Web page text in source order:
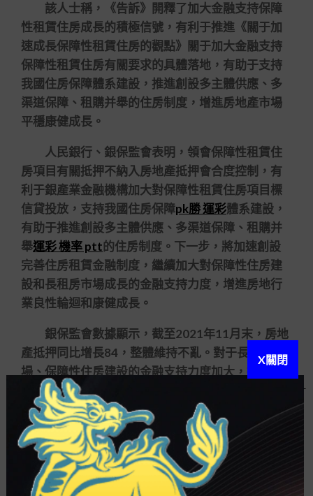
該人士稱，《告訴》開釋了加大金融支持保障
性租賃住房成長的積極信號，有利于推進《關于加
速成長保障性租賃住房的觀點》關于加大金融支持
保障性租賃住房有關要求的具體落地，有助于支持
我國住房保障體系建設，推進創設多主體供應、多
渠道保障、租購并舉的住房制度，增進房地產市場
平穩康健成長。
人民銀行、銀保監會表明，領會保障性租賃住
房項目有關抵押不納入房地產抵押會合度控制，有
利于銀產業金融機構加大對保障性租賃住房項目標
信貸投放，支持我國住房保障pk勝 運彩體系建設，
有助于推進創設多主體供應、多渠道保障、租購并
舉運彩 機率 ptt的住房制度。下一步，將加速創設
完善住房租賃金融制度，繼續加大對保障性住房建
設和長租房市場成長的金融支持力度，增進房地行
業良性輪迴和康健成長。
銀保監會數據顯示，截至2021年11月末，房地
產抵押同比增長84，整體維持不亂。對于長租房市
場、保障性住房建設的金融支持力度加大，投向住
房租賃市場的抵押增速靠攏各項抵押平均增速的5
倍。
《告訴》的玩運彩 彩幣發行將提高房企申請抵
押的動力，有助于保障性租賃住房更快、更好成
長。易居研討院智庫中央研討總監嚴躍進稱。
X關閉